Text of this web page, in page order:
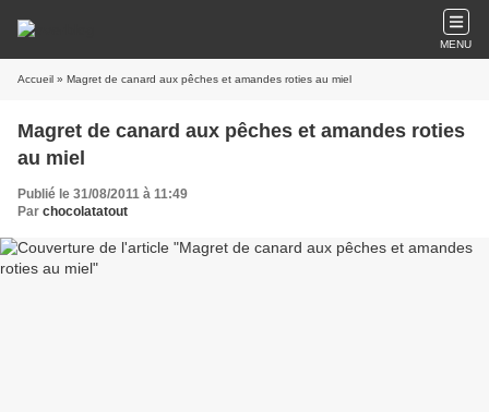
MENU
Accueil » Magret de canard aux pêches et amandes roties au miel
Magret de canard aux pêches et amandes roties
au miel
Publié le 31/08/2011 à 11:49
Par chocolatatout